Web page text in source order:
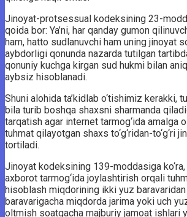
Jinoyat-protsessual kodeksining 23-
qoida bor: Ya’ni, har qanday gumon
ham, hatto sudlanuvchi ham uning jinoyat
aybdorligi qonunda nazarda tutilgan
qonuniy kuchga kirgan sud hukmi bilan
aybsiz hisoblanadi.
Shuni alohida ta’kidlab o‘tishimiz kerakki,
bila turib boshqa shaxsni sharmanda
tarqatish agar internet tarmog‘ida amalga
tuhmat qilayotgan shaxs to‘g‘ridan-to‘g‘ri
tortiladi.
Jinoyat kodeksining 139-moddasiga
axborot tarmog‘ida joylashtirish orqali
hisoblash miqdorining ikki yuz baravaridan
baravarigacha miqdorda jarima yoki uch
oltmish soatgacha majburiy jamoat ishlari